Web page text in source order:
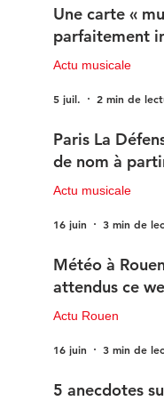
Une carte «
parfaitement
Actu musicale
5 juil. 2 min de
Paris La
de nom à
Actu musicale
16 juin 3 min de
Météo à
attendus ce
Actu Rouen
16 juin 3 min de
5 anecdotes